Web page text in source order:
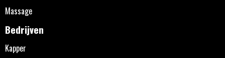
Massage
Bedrijven
Kapper